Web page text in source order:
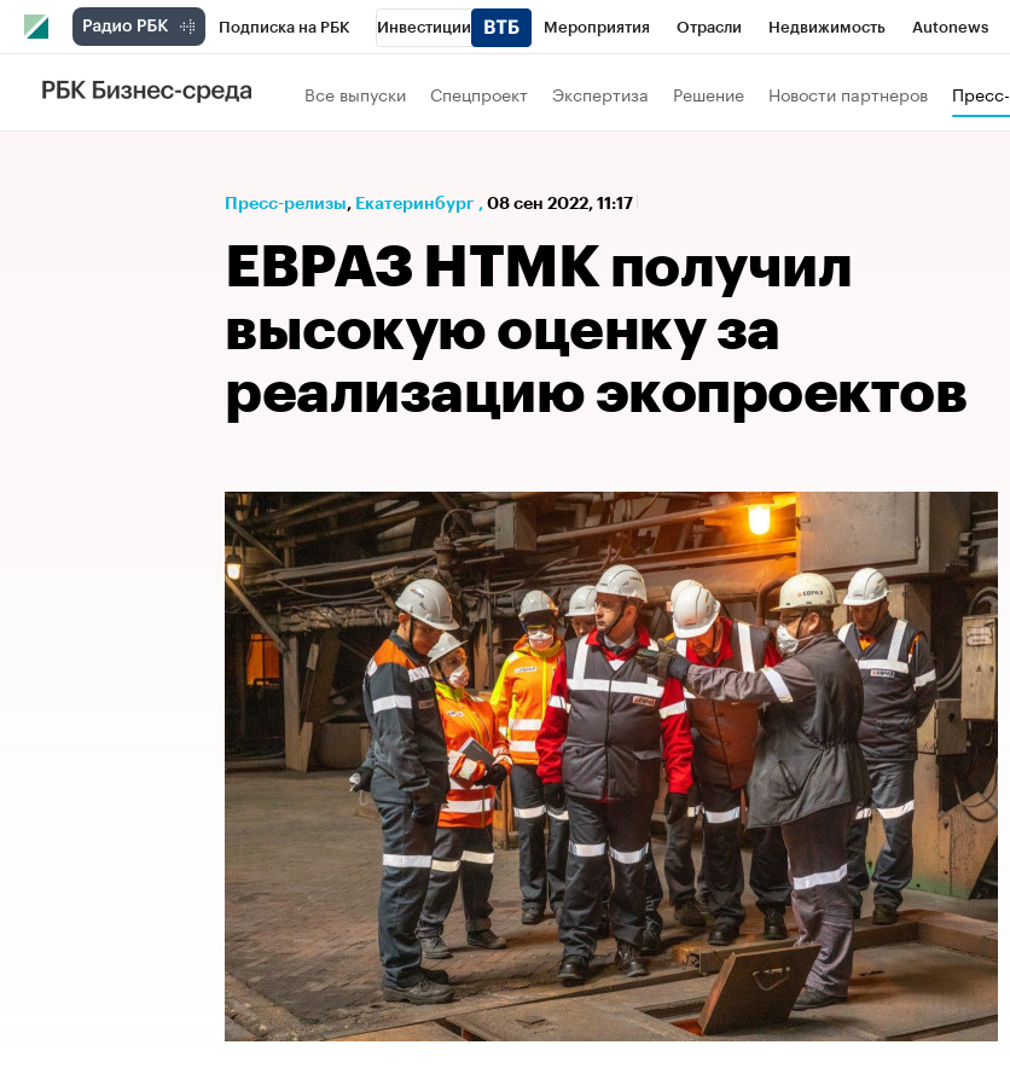
Подписка на РБК Инвестиции Мероприятия Отрасли Недвижимость Autonews
РБК Вино
Проверка контрагентов Политика Экономика
Все выпуски Спецпроект Экспертиза Решение Новости партнеров
Пресс-релизы⁠, Екатеринбург , 08 сен 2022, 11:17
ЕВРАЗ НТМК получил
высокую оценку за
реализацию экопроектов